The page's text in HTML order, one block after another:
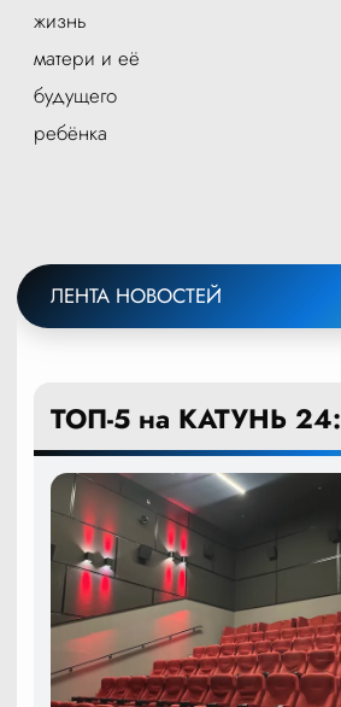
жизнь
матери и её
будущего
ребёнка
ЛЕНТА НОВОСТЕЙ
ТОП-5 на КАТУНЬ 24: